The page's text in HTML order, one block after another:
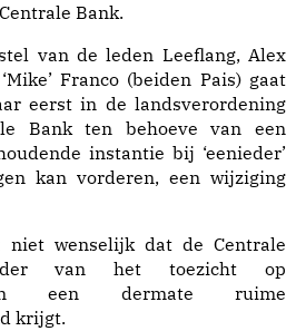
Bank.
van de leden Leeflang, Alex
Franco (beiden Pais) gaat
eerst in de landsverordening
Bank ten behoeve van een
instantie bij ‘eenieder’
kan vorderen, een wijziging
niet wenselijk dat de Centrale
van het toezicht op
een dermate ruime
krijgt.